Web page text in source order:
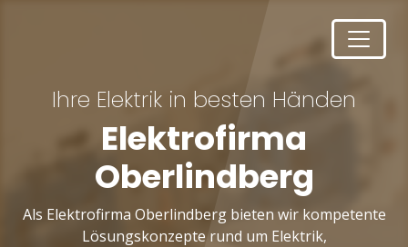
Ihre Elektrik in besten Händen
Elektrofirma
Oberlindberg
Als Elektrofirma Oberlindberg bieten wir kompetente
Lösungskonzepte rund um Elektrik,